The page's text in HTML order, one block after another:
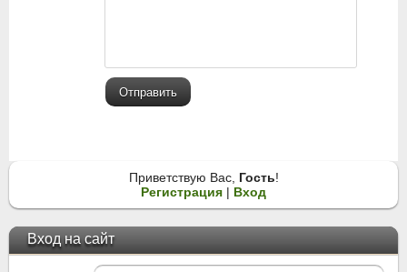
Отправить
Приветствую Вас, Гость!
Регистрация | Вход
Вход на сайт